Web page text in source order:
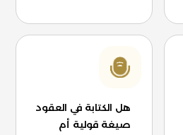
هل الكتابة في العقود
صيغة قولية أم